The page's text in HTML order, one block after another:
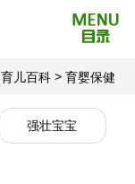
育儿百科> 育婴保健
强壮宝宝